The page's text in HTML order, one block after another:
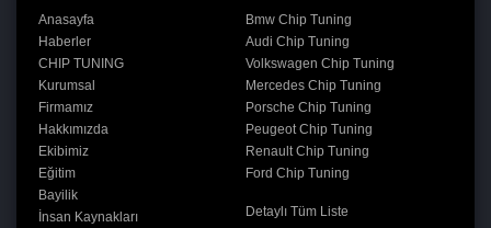
Anasayfa
Haberler
CHIP TUNING
Kurumsal
Firmamız
Hakkımızda
Ekibimiz
Eğitim
Bayilik
İnsan Kaynakları
Bmw Chip Tuning
Audi Chip Tuning
Volkswagen Chip Tuning
Mercedes Chip Tuning
Porsche Chip Tuning
Peugeot Chip Tuning
Renault Chip Tuning
Ford Chip Tuning
Detaylı Tüm Liste